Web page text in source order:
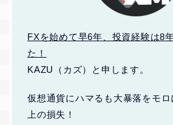
FXを始めて早6年、投資経験は8
た！
KAZU（カズ）と申します。
仮想通貨にハマるも大暴落をモロ
上の損失！